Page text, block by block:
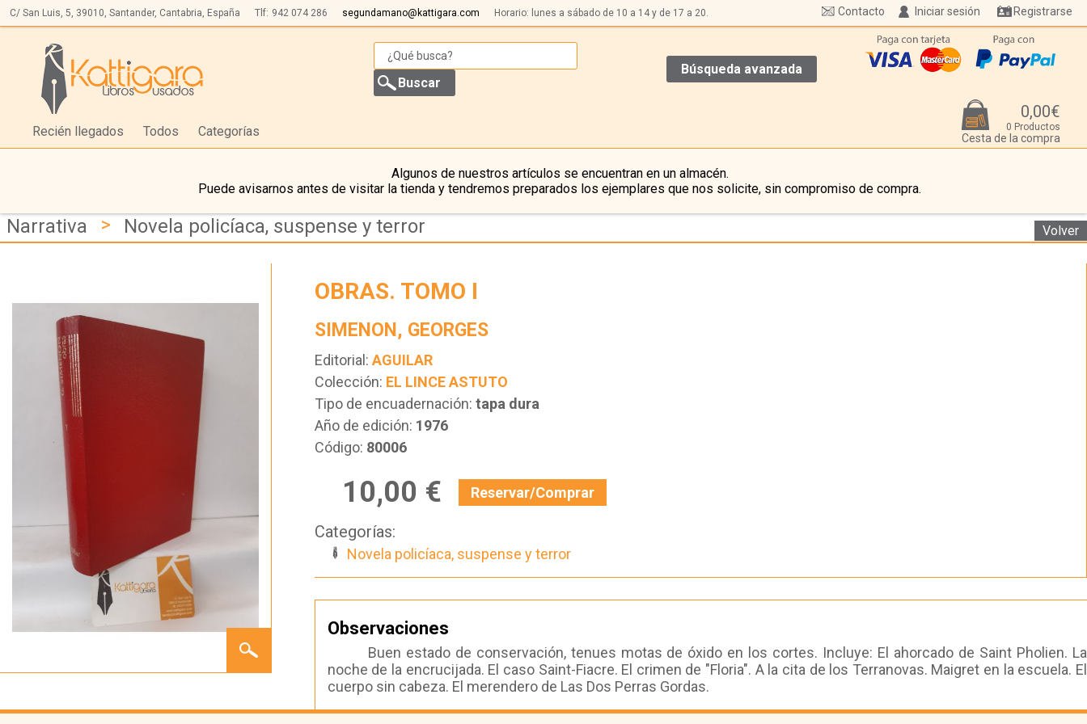
C/ San Luis, 5, 39010, Santander, Cantabria, España Tlf: 942 074 286 segundamano@kattigara.com Horario: lunes a sábado de 10 a 14 y de 17 a 20. Iniciar sesión Registrarse
Contacto
Búsqueda avanzada
Recién llegados Todos Categorías
0,00€
0 Productos
Cesta de la compra
Algunos de nuestros artículos se encuentran en un almacén.
Puede avisarnos antes de visitar la tienda y tendremos preparados los ejemplares que nos solicite, sin compromiso de compra.
Narrativa > Novela policíaca, suspense y terror Volver
TOMO I
OBRAS. TOMO I
SIMENON, GEORGES
Editorial: AGUILAR
Colección: EL LINCE ASTUTO
Tipo de encuadernación: tapa dura
Año de edición: 1976
Código: 80006
10,00 € Reservar/Comprar
Categorías:
Novela policíaca, suspense y terror
Observaciones
Buen estado de conservación, tenues motas de óxido en los cortes. Incluye: El ahorcado de Saint Pholien. La
noche de la encrucijada. El caso Saint-Fiacre. El crimen de "Floria". A la cita de los Terranovas. Maigret en la escuela. El
cuerpo sin cabeza. El merendero de Las Dos Perras Gordas.